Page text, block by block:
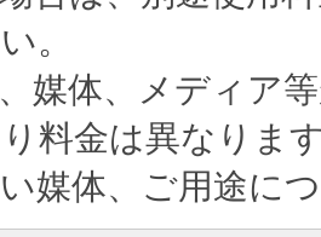
。
媒体、メディア
料金は異なりま
媒体、ご用途に